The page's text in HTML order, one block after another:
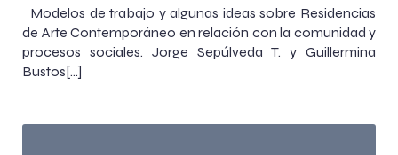
Modelos de trabajo y algunas ideas sobre Residencias
de Arte Contemporáneo en relación con la comunidad y
procesos sociales. Jorge Sepúlveda T. y Guillermina
Bustos[…]